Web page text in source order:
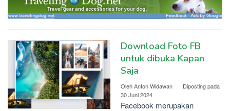
Download Foto FB
untuk dibuka Kapan
Saja
OlehAnton Widawan
Diposting pada
30 Juni 2024
Facebook merupakan